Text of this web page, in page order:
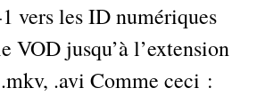
vers les ID numériques
VOD jusqu’à l’extension
.avi Comme ceci :